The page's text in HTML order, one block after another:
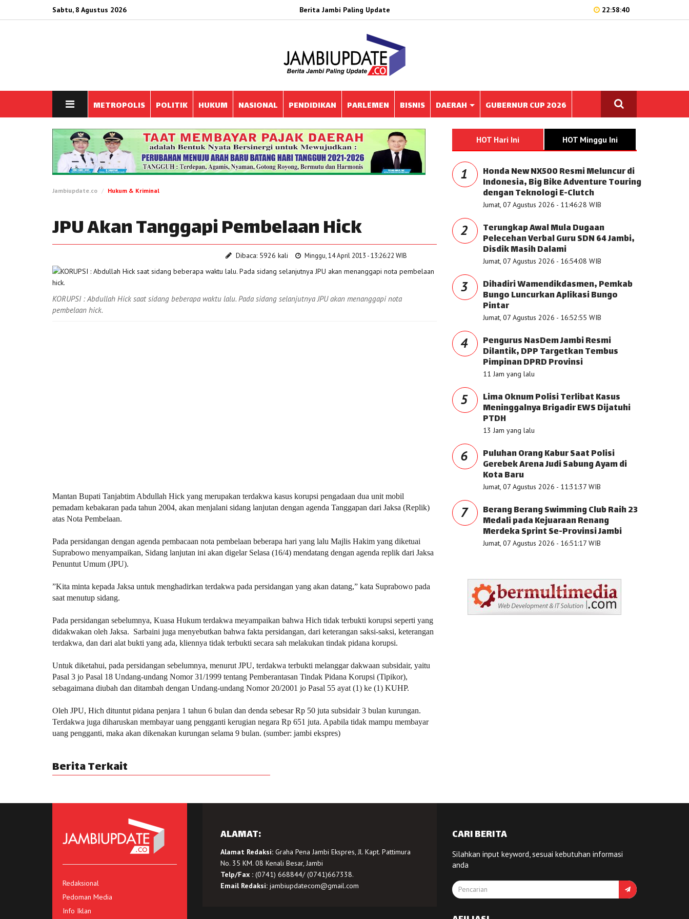
Sabtu, 8 Agustus 2026 Berita Jambi Paling Update 22:58:40
METROPOLIS POLITIK HUKUM NASIONAL PENDIDIKAN PARLEMEN BISNIS DAERAH GUBERNUR CUP 2026
Jambiupdate.co Hukum & Kriminal
JPU Akan Tanggapi Pembelaan Hick
Dibaca: 5926 kali Minggu, 14 April 2013 - 13:26:22 WIB
KORUPSI : Abdullah Hick saat sidang beberapa waktu lalu. Pada sidang selanjutnya JPU akan menanggapi nota
pembelaan hick.
Mantan Bupati Tanjabtim Abdullah Hick yang merupakan terdakwa kasus korupsi pengadaan dua unit mobil
pemadam kebakaran pada tahun 2004, akan menjalani sidang lanjutan dengan agenda Tanggapan dari Jaksa (Replik)
atas Nota Pembelaan.
Pada persidangan dengan agenda pembacaan nota pembelaan beberapa hari yang lalu Majlis Hakim yang diketuai
Suprabowo menyampaikan, Sidang lanjutan ini akan digelar Selasa (16/4) mendatang dengan agenda replik dari Jaksa
Penuntut Umum (JPU).
”Kita minta kepada Jaksa untuk menghadirkan terdakwa pada persidangan yang akan datang,” kata Suprabowo pada
saat menutup sidang.
Pada persidangan sebelumnya, Kuasa Hukum terdakwa meyampaikan bahwa Hich tidak terbukti korupsi seperti yang
didakwakan oleh Jaksa. Sarbaini juga menyebutkan bahwa fakta persidangan, dari keterangan saksi-saksi, keterangan
terdakwa, dan dari alat bukti yang ada, kliennya tidak terbukti secara sah melakukan tindak pidana korupsi.
Untuk diketahui, pada persidangan sebelumnya, menurut JPU, terdakwa terbukti melanggar dakwaan subsidair, yaitu
Pasal 3 jo Pasal 18 Undang-undang Nomor 31/1999 tentang Pemberantasan Tindak Pidana Korupsi (Tipikor),
sebagaimana diubah dan ditambah dengan Undang-undang Nomor 20/2001 jo Pasal 55 ayat (1) ke (1) KUHP.
Oleh JPU, Hich dituntut pidana penjara 1 tahun 6 bulan dan denda sebesar Rp 50 juta subsidair 3 bulan kurungan.
Terdakwa juga diharuskan membayar uang pengganti kerugian negara Rp 651 juta. Apabila tidak mampu membayar
uang pengganti, maka akan dikenakan kurungan selama 9 bulan. (sumber: jambi ekspres)
Berita Terkait
HOT Hari Ini HOT Minggu Ini
1 Honda New NX500 Resmi Meluncur di
Indonesia, Big Bike Adventure Touring
dengan Teknologi E-Clutch
Jumat, 07 Agustus 2026 - 11:46:28 WIB
2 Terungkap Awal Mula Dugaan
Pelecehan Verbal Guru SDN 64 Jambi,
Disdik Masih Dalami
Jumat, 07 Agustus 2026 - 16:54:08 WIB
3 Dihadiri Wamendikdasmen, Pemkab
Bungo Luncurkan Aplikasi Bungo
Pintar
Jumat, 07 Agustus 2026 - 16:52:55 WIB
4 Pengurus NasDem Jambi Resmi
Dilantik, DPP Targetkan Tembus
Pimpinan DPRD Provinsi
11 Jam yang lalu
5 Lima Oknum Polisi Terlibat Kasus
Meninggalnya Brigadir EWS Dijatuhi
PTDH
13 Jam yang lalu
6 Puluhan Orang Kabur Saat Polisi
Gerebek Arena Judi Sabung Ayam di
Kota Baru
Jumat, 07 Agustus 2026 - 11:31:37 WIB
7 Berang Berang Swimming Club Raih 23
Medali pada Kejuaraan Renang
Merdeka Sprint Se-Provinsi Jambi
Jumat, 07 Agustus 2026 - 16:51:17 WIB
Redaksional
Pedoman Media
Info Iklan
ALAMAT:
Alamat Redaksi:Graha Pena Jambi Ekspres, Jl. Kapt. Pattimura
No. 35 KM. 08 Kenali Besar, Jambi
Telp/Fax :(0741) 668844/ (0741)667338.
Email Redaksi: jambiupdatecom@gmail.com
CARI BERITA
Silahkan input keyword, sesuai kebutuhan informasi
anda